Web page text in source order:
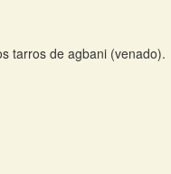
tarros de agbani (venado).